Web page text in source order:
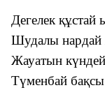
Дегелек
Шудалы нардай
Жауатын
Түменбай бақсы